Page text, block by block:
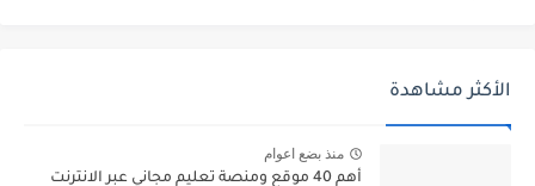
الأكثر مشاهدة
منذ بضع اعوام
أهم 40 موقع ومنصة تعليم مجاني عبر الانترنت